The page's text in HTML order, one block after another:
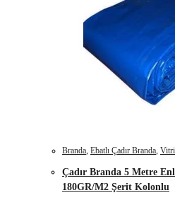
Branda, Ebatlı Çadır Branda,
Çadır Branda 5 Metre
180GR/M2 Şerit Kolonlu